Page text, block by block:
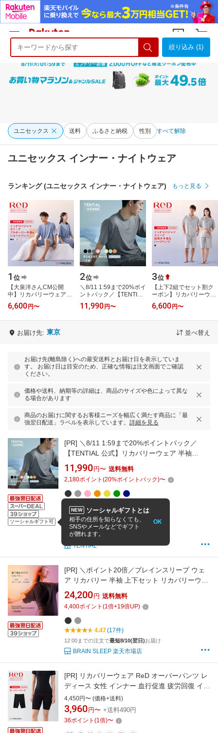
ようこそ 楽天市場へ ログイン
絞り込み (1)
ユニセックス 送料 ふるさと納税 性別 すべて解除
ユニセックス インナー・ナイトウェア
ランキング (ユニセックス インナー・ナイトウェア) もっと見る
1 位
【大泉洋さんCM公開
中】リカバリーウェア
ReD ぐっすりパジャマ
上下セット プルオーバー
6,600 円〜
2位
＼8/11 1:59まで20%ポイ
ントバック／【TENTIAL
公式】リカバリーウェア
半袖 BAKUNE Mesh ス
11,990 円〜
3位
【上下2組でセット割ク
ーポン】リカバリーウェ
ア ReD ぐっすりパジャ
マ 前開き 半袖 半ズボン
6,600 円〜
お届け先: 東京 並べ替え
お届け先(離島除く)への最安送料とお届け日を表示していま
す。 お届け日は目安のため、正確な情報は注文画面でご確認
ください。
価格や送料、納期等の詳細は、商品のサイズや色によって異な
る場合があります
商品のお届けに関するお客様ニーズを幅広く満たす商品に「最
強翌日配送」ラベルを表示しています。 詳細を見る
ソーシャルギフト可
[PR] ＼8/11 1:59まで20%ポイントバック／
【TENTIAL 公式】リカバリーウェア 半袖
BAKUNE Mesh ストレッチ性 伸縮性 リカバリ
ーウェア 半袖 疲労回復 パジャマ メンズ レディ
ース ユニセックス 上下セット 半袖 リカバリー
ウェア 夏 バクネ メッシュ ユニセックス ルーム
ウェア
11,990 円〜 送料無料
2,180ポイント (20%ポイントバック)〜
SS S M L 3L
4.59(707件)
ランキング入賞
15:00までの注文で
TENTIAL
[PR] ＼ポイント20倍／ブレインスリープ ウェ
ア リカバリー 半袖 上下セット リカバリーウェ
ア スリープウェア ユニセックス 一般医療機器
24,200 円 送料無料
4,400ポイント (1倍+19倍UP)
4.47(17件)
12:00までの注文で最短8/10(翌日)お届け
BRAIN SLEEP 楽天市場店
[PR] リカバリーウェア ReD オーバーパンツ レ
ディース 女性 インナー 血行促進 疲労回復 イン
ナーウェア アンダーパンツ 下着 夏 冬 オールシ
ーズン ビジネス 誕生日 プレゼント ギフト 一般
医療機器 レッド公式
4,450円〜 (価格+送料)
3,960 円〜 +送料490円
36ポイント (1倍)〜
NEW ソーシャルギフトとは
相手の住所を知らなくても、
SNSやメールなどでギフト
が贈れます。
OK